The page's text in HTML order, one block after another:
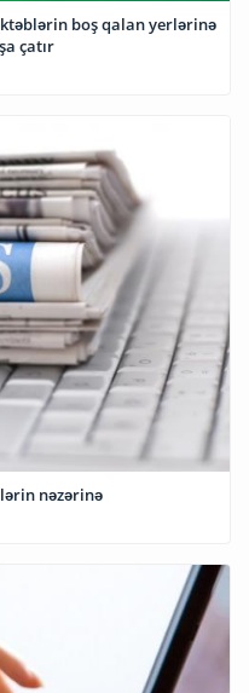
boş qalan yerlərinə
çatır
nəzərinə